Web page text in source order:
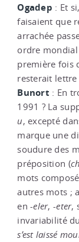
Ogadep : Et
faisaient que
arrachée
ordre mondial
première fois
resterait
Bunort : En
1991 ? La
u, excepté
marque une
soudure des
préposition (
mots
autres mots ;
en-eler,-eter,
invariabilité
s’est laissé